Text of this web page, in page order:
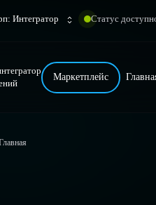
Интегратор Статус
Маркетплейс